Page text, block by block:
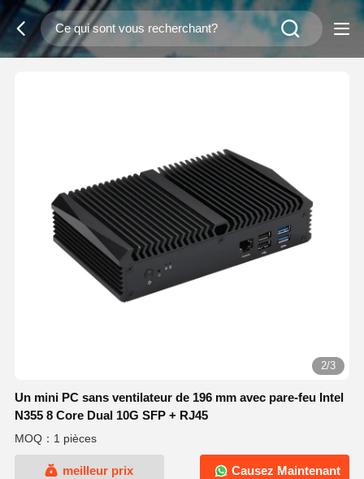
2/3
Un mini PC sans ventilateur de 196 mm avec pare-feu Intel
N355 8 Core Dual 10G SFP + RJ45
MOQ：1 pièces
meilleur prix Causez Maintenant